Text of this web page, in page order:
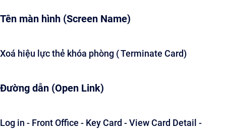
Tên màn hình (Screen Name)
Xoá hiệu lực thẻ khóa phòng ( Terminate Card)
Đường dẫn (Open Link)
Log in - Front Office - Key Card - View Card Detail -